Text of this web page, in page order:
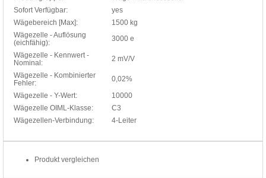
Sofort Verfügbar:
yes
Wägebereich [Max]:
1500 kg
Wägezelle - Auflösung
(eichfähig):
3000 e
Wägezelle - Kennwert -
Nominal:
2 mV/V
Wägezelle - Kombinierter
Fehler:
0,02%
Wägezelle - Y-Wert:
10000
Wägezelle OIML-Klasse:
C3
Wägezellen-Verbindung:
4-Leiter
Produkt vergleichen